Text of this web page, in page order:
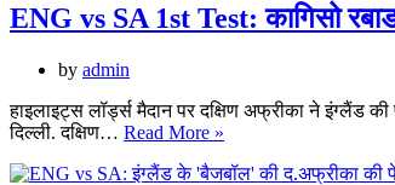
मेंटल
बोलें
साल
के
दिखाई
गजब
की
तेजी,
ENG vs SA 1st Test: कागिसो
by admin
हाइलाइट्स लॉर्ड्स मैदान पर दक्षिण अफ्रीका ने इंग्लैंड
दिल्ली. दक्षिण… Read More »
SA